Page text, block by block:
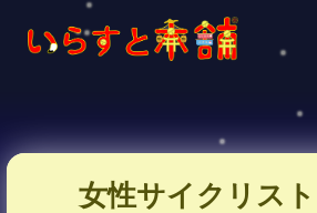
女性サイクリスト